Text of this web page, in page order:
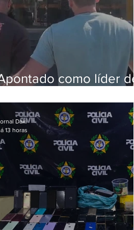
como líder de
aposentados é
Daki
13 horas